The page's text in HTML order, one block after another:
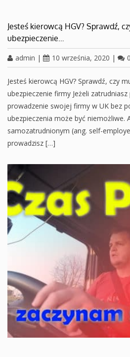
Jesteś kierowcą HGV? Sprawdź,
ubezpieczenie…
admin | 10 września, 2020 | 0
Jesteś kierowcą HGV? Sprawdź, czy
ubezpieczenie firmy Jeżeli
prowadzenie swojej firmy w UK bez
ubezpieczenia może być niemożliwe.
samozatrudnionym (ang. self-
prowadzisz […]